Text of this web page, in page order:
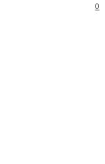
0